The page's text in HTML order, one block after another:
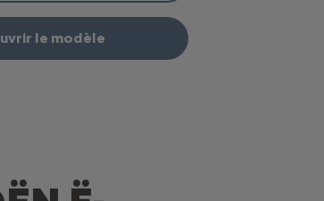
le modèle